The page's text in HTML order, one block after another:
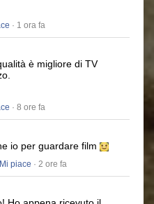
· 1 ora fa
è migliore di TV
· 8 ore fa
io per guardare film
Mi piace · 2 ore fa